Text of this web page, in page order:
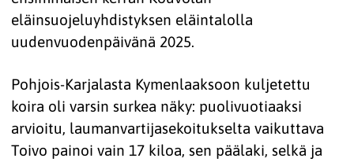
eläinsuojeluyhdistyksen eläintalolla
uudenvuodenpäivänä 2025.
Pohjois-Karjalasta Kymenlaaksoon kuljetettu
koira oli varsin surkea näky: puolivuotiaaksi
arvioitu, laumanvartijasekoitukselta vaikuttava
Toivo painoi vain 17 kiloa, sen päälaki, selkä ja